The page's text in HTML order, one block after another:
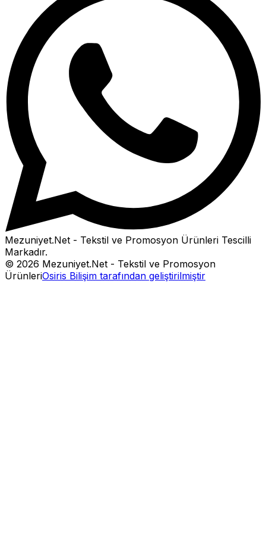
Mezuniyet.Net - Tekstil ve Promosyon Ürünleri Tescilli
Markadır.
© 2026 Mezuniyet.Net - Tekstil ve Promosyon
ÜrünleriOsiris Bilişim tarafından geliştirilmiştir